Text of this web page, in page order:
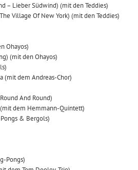
– Lieber Südwind) (mit den Teddies)
Village Of New York) (mit den Teddies)
Ohayos)
(mit den Ohayos)
(mit dem Andreas-Chor)
And Round)
dem Hemmann-Quintett)
& Bergols)
Pongs)